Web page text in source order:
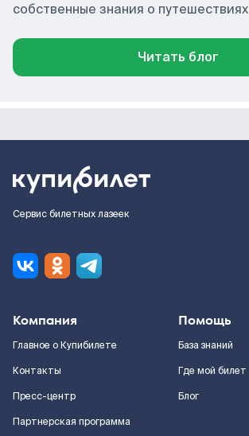
собственные знания о путешествиях
Читать блог
Сервис билетных лазеек
Компания
Главное о Купибилете
Контакты
Пресс-центр
Партнерская программа
Помощь
База знаний
Где мой билет
Блог